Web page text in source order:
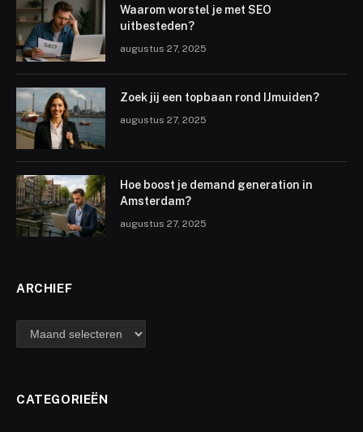
Waarom worstel je met SEO
uitbesteden?
augustus 27, 2025
Zoek jij een topbaan rond IJmuiden?
augustus 27, 2025
Hoe boost je demand generation in
Amsterdam?
augustus 27, 2025
ARCHIEF
archief
CATEGORIEËN